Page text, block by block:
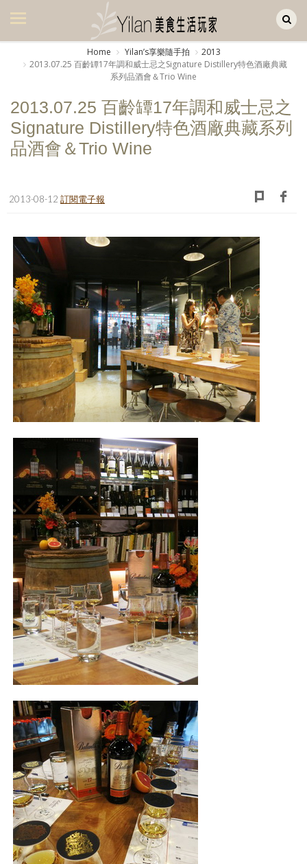
美食集
美飲集
旅遊集
旅遊美食集
日記簿
餐桌週記
享樂隨手拍
照相簿
影音區
創意出版服務
歷史區
關於Yilan
個人著作
活動實況記錄
媒體報導一覽
合作與代言
訂閱電子報
Home Yilanʼs享樂隨手拍
2013
2013.07.25 百齡罈17年調和威士忌之Signature Distillery特色酒廠典藏
系列品酒會＆Trio Wine
2013.07.25 百齡罈17年調和威士忌之
Signature Distillery特色酒廠典藏系列
品酒會＆Trio Wine
2013-08-12 訂閱電子報